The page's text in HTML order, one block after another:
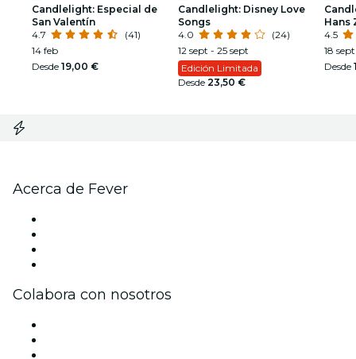
Candlelight: Especial de
San Valentín
4.7
(41)
14 feb
Desde 19,00 €
Candlelight: Disney Love
Songs
4.0
(24)
12 sept - 25 sept
Edición Limitada
Desde 23,50 €
Hans
4.5
18
Desde
Acerca de Fever
Colabora con nosotros